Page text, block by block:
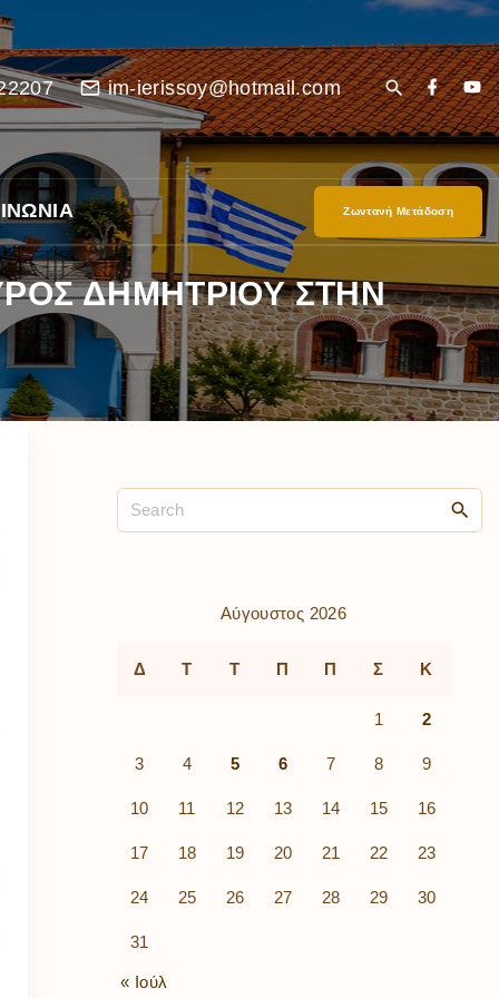
im-ierissoy@hotmail.com
Ζωντανή Μετάδοση
ΔΗΜΗΤΡΙΟΥ ΣΤΗΝ
Αύγουστος 2026
Δ Τ Τ Π Π Σ Κ
1 2
3 4 5 6 7 8 9
10 11 12 13 14 15 16
17 18 19 20 21 22 23
24 25 26 27 28 29 30
31
« Ιούλ